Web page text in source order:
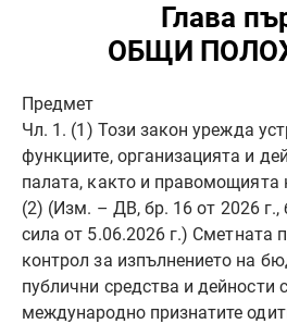
Глава
ОБЩИ
Предмет
Чл. 1. (1) Този закон урежда
функциите, организацията и
палата, както и правомощията
(2) (Изм. – ДВ, бр. 16 от 2026 г.,
сила от 5.06.2026 г.) Сметната
контрол за изпълнението на
публични средства и дейности
международно признатите